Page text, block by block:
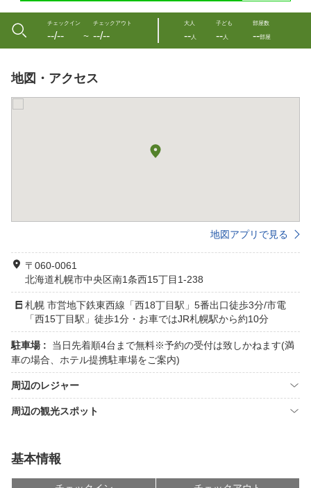
チェックイン
--/-- 〜
チェックアウト
--/--
大人
--人
子ども
--人
部屋数
--部屋
地図・アクセス
地図アプリで見る
〒060-0061
北海道札幌市中央区南1条西15丁目1-238
札幌 市営地下鉄東西線「西18丁目駅」5番出口徒歩3分/市電
「西15丁目駅」徒歩1分・お車ではJR札幌駅から約10分
駐車場 :
当日先着順4台まで無料※予約の受付は致しかねます(満
車の場合、ホテル提携駐車場をご案内)
周辺のレジャー
周辺の観光スポット
基本情報